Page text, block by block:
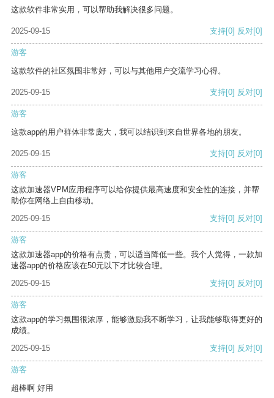
这款软件非常实用，可以帮助我解决很多问题。
2025-09-15 支持[0] 反对[0]
游客
这款软件的社区氛围非常好，可以与其他用户交流学习心得。
2025-09-15 支持[0] 反对[0]
游客
这款app的用户群体非常庞大，我可以结识到来自世界各地的朋友。
2025-09-15 支持[0] 反对[0]
游客
这款加速器VPM应用程序可以给你提供最高速度和安全性的连接，并帮
助你在网络上自由移动。
2025-09-15
支持[0] 反对[0]
游客
这款加速器app的价格有点贵，可以适当降低一些。我个人觉得，一款加
速器app的价格应该在50元以下才比较合理。
2025-09-15
支持[0] 反对[0]
游客
这款app的学习氛围很浓厚，能够激励我不断学习，让我能够取得更好的
成绩。
2025-09-15
支持[0] 反对[0]
游客
超棒啊 好用